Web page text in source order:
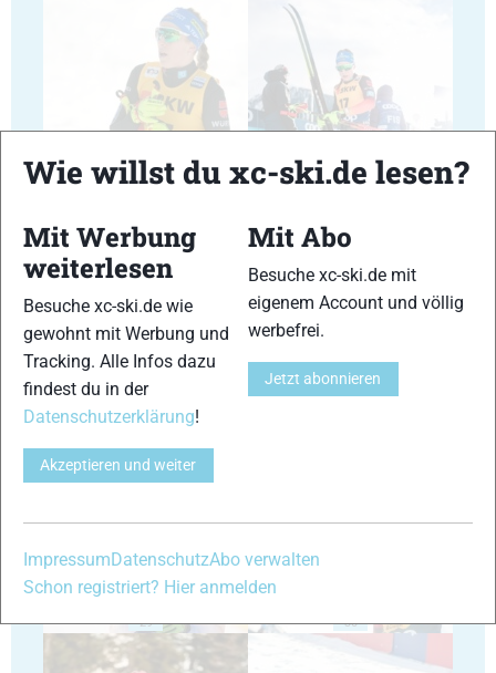
25 26
27
29 30
Wie willst du xc-ski.de lesen?
Mit Werbung
weiterlesen
Besuche xc-ski.de wie
gewohnt mit Werbung und
Tracking. Alle Infos dazu
findest du in der
Datenschutzerklärung!
Akzeptieren und weiter
Mit Abo
Besuche xc-ski.de mit
eigenem Account und völlig
werbefrei.
Jetzt abonnieren
ImpressumDatenschutzAbo verwalten
Schon registriert? Hier anmelden